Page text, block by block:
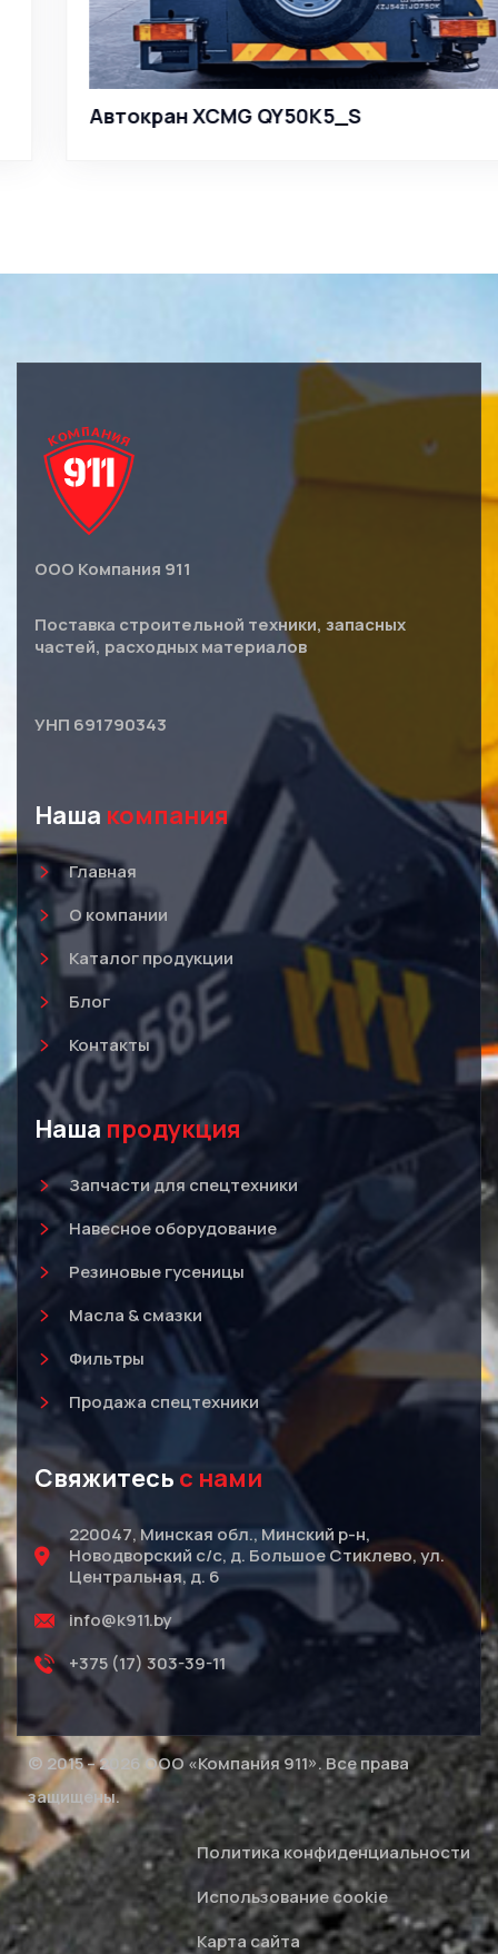
Автокран XCMG QY50K5_S
ООО Компания 911
Поставка строительной техники, запасных
частей, расходных материалов
УНП 691790343
Наша компания
Главная
О компании
Каталог продукции
Блог
Контакты
Наша продукция
Запчасти для спецтехники
Навесное оборудование
Резиновые гусеницы
Масла & смазки
Фильтры
Продажа спецтехники
Свяжитесь с нами
220047, Минская обл., Минский р-н,
Новодворский с/с, д. Большое Стиклево, ул.
Центральная, д. 6
info@k911.by
+375 (17) 303-39-11
© 2015 – 2026 ООО «Компания 911». Все права
защищены.
Политика конфиденциальности
Использование cookie
Карта сайта